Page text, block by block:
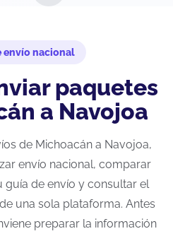
envío nacional
paquetes
a Navojoa
de Michoacán a Navojoa,
envío nacional, comparar
guía de envío y consultar el
una sola plataforma. Antes
preparar la información